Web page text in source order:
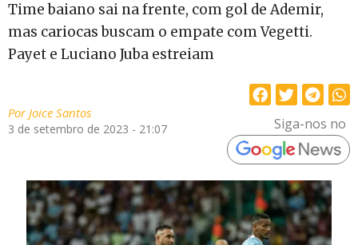
Time baiano sai na frente, com gol de Ademir,
mas cariocas buscam o empate com Vegetti.
Payet e Luciano Juba estreiam
PorJoice Santos
3 de setembro de 2023 - 21:07 Siga-nos no